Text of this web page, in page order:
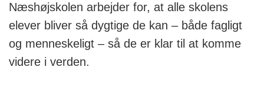
Næshøjskolen arbejder for, at alle skolens
elever bliver så dygtige de kan – både fagligt
og menneskeligt – så de er klar til at komme
videre i verden.